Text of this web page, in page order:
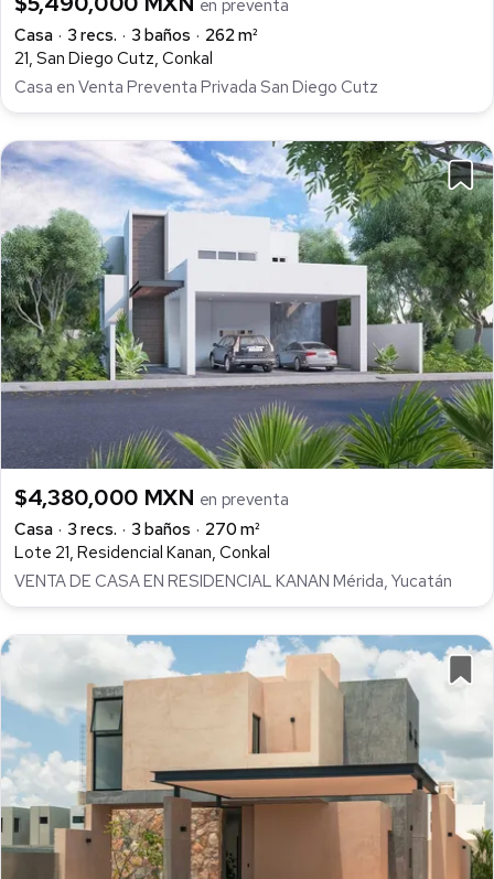
en preventa
Casa
3 recs. 3 baños
262 m²
21, San Diego Cutz, Conkal
Casa en Venta Preventa Privada San Diego Cutz
$4,380,000 MXN en preventa
Casa
3 recs. 3 baños
270 m²
Lote 21, Residencial Kanan, Conkal
VENTA DE CASA EN RESIDENCIAL KANAN Mérida, Yucatán